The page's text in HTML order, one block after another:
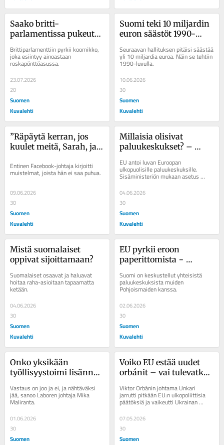
Saako britti­
parlamentissa pukeutua
Brittiparlamenttiin pyrkii koomikko,
joka esiintyy ainoastaan
roskapönttöasussa.
23.07.2026
20
Suomen
Kuvalehti
Suomi teki 10 miljardin
euron säästöt 1990-
onnistuttiin
Seuraavan hallituksen pitäisi säästää
yli 10 miljardia euroa. Näin se tehtiin
1990-luvulla.
10.06.2026
30
Suomen
Kuvalehti
”Räpäytä kerran, jos
kuulet meitä, Sarah, ja
Zuckerberg on kusipää”
– Meta vaiensi entisen
Entinen Facebook-johtaja kirjoitti
muistelmat, joista hän ei saa puhua.
09.06.2026
30
Suomen
Kuvalehti
Millaisia olisivat
paluukeskukset? –
olisi yksi vaihtoehto
EU antoi luvan Euroopan
ulkopuolisille paluukeskuksille.
Sisäministeriön mukaan asetus
04.06.2026
30
Suomen
Kuvalehti
Mistä suomalaiset
oppivat sijoittamaan?
Suomalaiset osaavat ja haluavat
hoitaa raha-asioitaan tapaamatta
ketään.
04.06.2026
30
Suomen
Kuvalehti
EU pyrkii eroon
paperittomista −
keskustelleet yhteisistä
paluukeskuksista
Suomi on keskustellut yhteisistä
paluukeskuksista muiden
Pohjoismaiden kanssa.
02.06.2026
30
Suomen
Kuvalehti
Onko yksikään
työllisyystoimi lisännyt
Vastaus on joo ja ei, ja nähtäväksi
jää, sanoo Laboren johtaja Mika
Maliranta.
01.06.2026
30
Suomen
Voiko EU estää uudet
orbánit – vai tulevatko
ja Bulgaria?
Viktor Orbánin johtama Unkari
jarrutti pitkään EU:n ulkopoliittisia
päätöksiä ja vaikeutti Ukrainan
tukemista. Onko EU:lla nyt
tilaisuus...
07.05.2026
30
Suomen